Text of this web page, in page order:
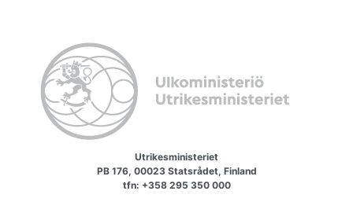
Utrikesministeriet
PB 176, 00023 Statsrådet, Finland
tfn: +358 295 350 000